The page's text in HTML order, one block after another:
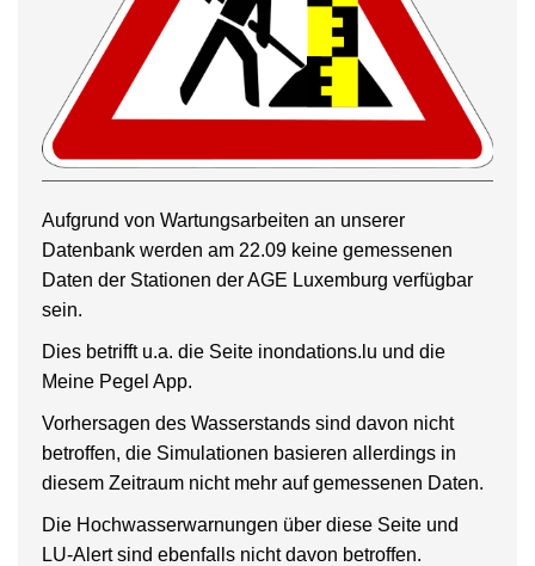
Aufgrund von Wartungsarbeiten an unserer
Datenbank werden am 22.09 keine gemessenen
Daten der Stationen der AGE Luxemburg verfügbar
sein.
Dies betrifft u.a. die Seite inondations.lu und die
Meine Pegel App.
Vorhersagen des Wasserstands sind davon nicht
betroffen, die Simulationen basieren allerdings in
diesem Zeitraum nicht mehr auf gemessenen Daten.
Die Hochwasserwarnungen über diese Seite und
LU-Alert sind ebenfalls nicht davon betroffen.